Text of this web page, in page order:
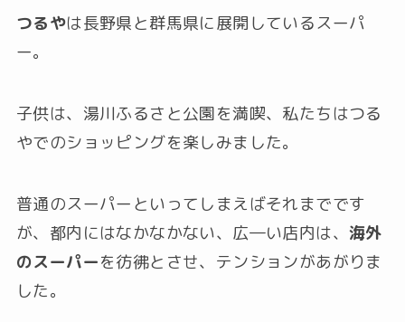
つるやは長野県と群馬県に展開しているスーパ
ー。
子供は、湯川ふるさと公園を満喫、私たちはつる
やでのショッピングを楽しみました。
普通のスーパーといってしまえばそれまでです
が、都内にはなかなかない、広―い店内は、 海外
のスーパーを彷彿とさせ、テンションがあがりま
した。